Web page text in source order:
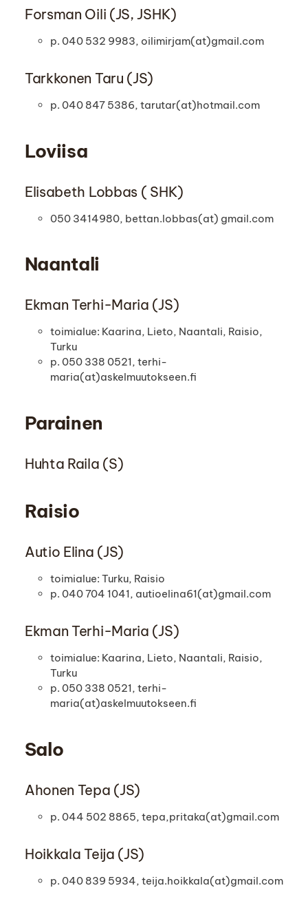
Forsman Oili (JS, JSHK)
p. 040 532 9983, oilimirjam(at)gmail.com
Tarkkonen Taru (JS)
p. 040 847 5386, tarutar(at)hotmail.com
Loviisa
Elisabeth Lobbas ( SHK)
050 3414980, bettan.lobbas(at) gmail.com
Naantali
Ekman Terhi-Maria (JS)
toimialue: Kaarina, Lieto, Naantali, Raisio,
Turku
p. 050 338 0521, terhi-
maria(at)askelmuutokseen.fi
Parainen
Huhta Raila (S)
Raisio
Autio Elina (JS)
toimialue: Turku, Raisio
p. 040 704 1041, autioelina61(at)gmail.com
Ekman Terhi-Maria (JS)
toimialue: Kaarina, Lieto, Naantali, Raisio,
Turku
p. 050 338 0521, terhi-
maria(at)askelmuutokseen.fi
Salo
Ahonen Tepa (JS)
p. 044 502 8865, tepa,pritaka(at)gmail.com
Hoikkala Teija (JS)
p. 040 839 5934, teija.hoikkala(at)gmail.com